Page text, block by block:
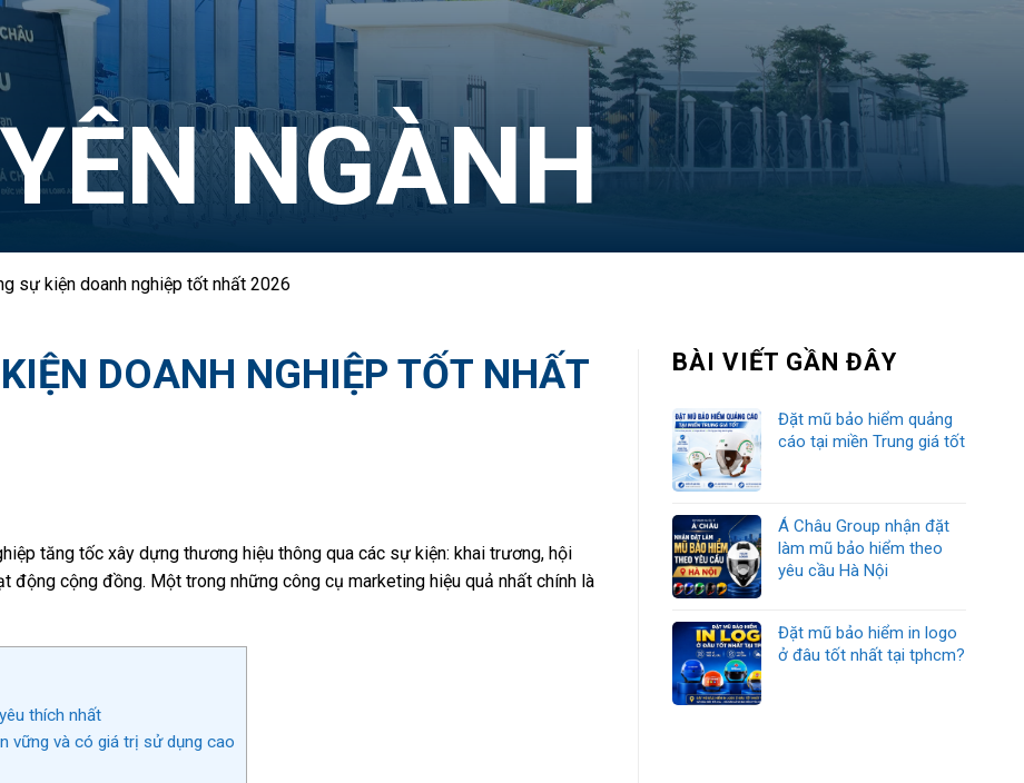
NGÀNH
sự kiện doanh nghiệp tốt nhất 2026
DOANH NGHIỆP TỐT NHẤT
tăng tốc xây dựng thương hiệu thông qua các sự kiện: khai trương, hội
động cộng đồng. Một trong những công cụ marketing hiệu quả nhất chính là
thích nhất
vững và có giá trị sử dụng cao
BÀI VIẾT GẦN ĐÂY
Đặt mũ bảo hiểm quảng
cáo tại miền Trung giá tốt
Á Châu Group nhận đặt
làm mũ bảo hiểm theo
yêu cầu Hà Nội
Đặt mũ bảo hiểm in logo
ở đâu tốt nhất tại tphcm?